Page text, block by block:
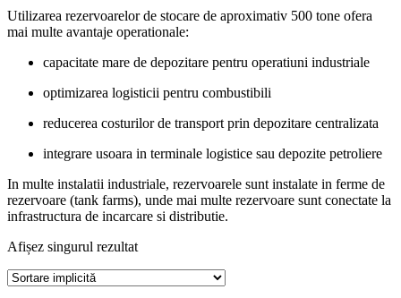
Utilizarea rezervoarelor de stocare de aproximativ 500 tone ofera
mai multe avantaje operationale:
capacitate mare de depozitare pentru operatiuni industriale
optimizarea logisticii pentru combustibili
reducerea costurilor de transport prin depozitare centralizata
integrare usoara in terminale logistice sau depozite petroliere
In multe instalatii industriale, rezervoarele sunt instalate in ferme de
rezervoare (tank farms), unde mai multe rezervoare sunt conectate la
infrastructura de incarcare si distributie.
Afișez singurul rezultat